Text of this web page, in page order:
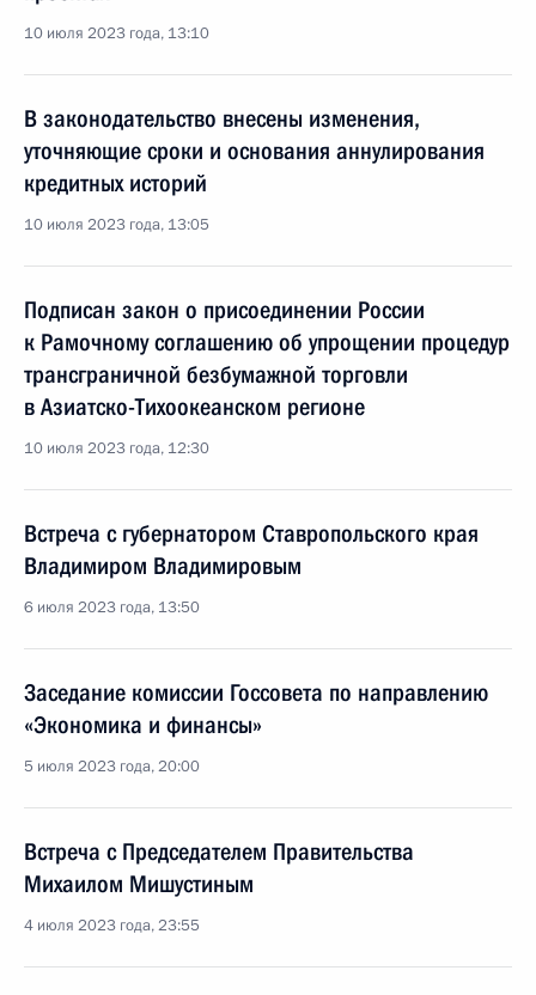
10 июля 2023 года, 13:10
В законодательство внесены изменения,
уточняющие сроки и основания аннулирования
кредитных историй
10 июля 2023 года, 13:05
Подписан закон о присоединении России
к Рамочному соглашению об упрощении процедур
трансграничной безбумажной торговли
в Азиатско-Тихоокеанском регионе
10 июля 2023 года, 12:30
Встреча с губернатором Ставропольского края
Владимиром Владимировым
6 июля 2023 года, 13:50
Заседание комиссии Госсовета по направлению
«Экономика и финансы»
5 июля 2023 года, 20:00
Встреча с Председателем Правительства
Михаилом Мишустиным
4 июля 2023 года, 23:55